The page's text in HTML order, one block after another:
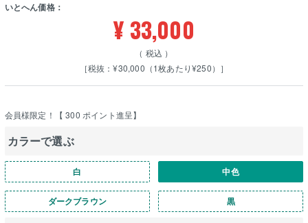
いとへん価格：
¥ 33,000
税込
［税抜：¥30,000（1枚あたり¥250）］
会員様限定！【 300 ポイント進呈】
カラーで選ぶ
白 中色
ダークブラウン 黒